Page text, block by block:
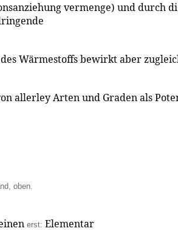
vermenge) und durch
Wärmestoffs bewirkt aber
allerley Arten und Graden als
oben.
erst: Elementar